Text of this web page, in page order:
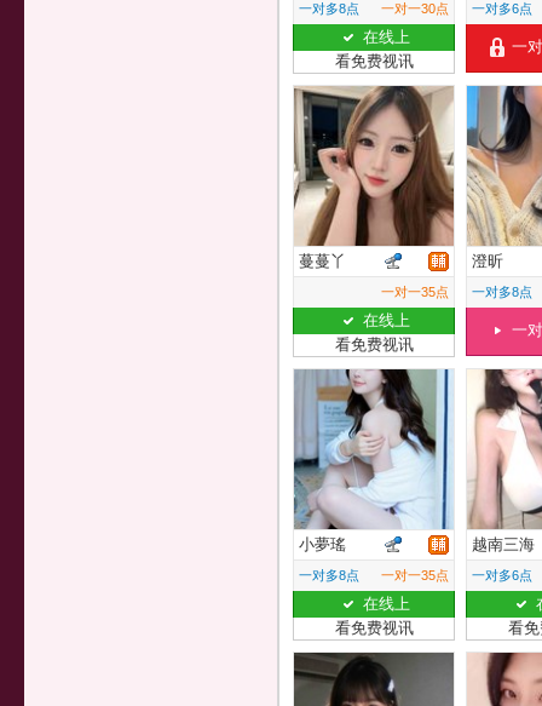
一对多8点 一对一30点
在线上
看免费视讯
一对多6点
一
蔓蔓丫
一对一35点
在线上
看免费视讯
澄昕
一对多8点
一
小夢瑤
一对多8点 一对一35点
在线上
看免费视讯
越南三海
一对多6点
看